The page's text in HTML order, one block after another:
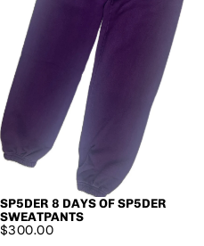
SP5DER 8 DAYS OF SP5DER
SWEATPANTS
$300.00